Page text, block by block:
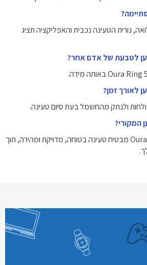
נורית הטעינה נכבית והאפליקציה תציג
לטבעת של אדם אחר?
לאורך זמן?
ולנתק מהחשמל בעת סיום טעינה.
המקורי?
מטען Oura Ring 5 מבית Oura מבטיח טעינה בטוחה, מדויקת ומהירה, תוך